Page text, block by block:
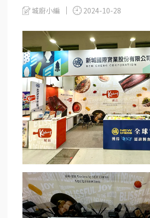
城廚小編 2024-10-28